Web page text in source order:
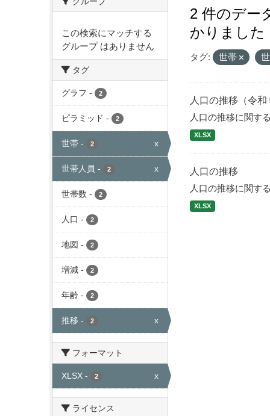
この検索にマッチする
グループ はありません
タグ
グラフ - 2
ピラミッド - 2
世帯 - 2 x
世帯人員 - 2 x
世帯数 - 2
人口 - 2
地図 - 2
増減 - 2
年齢 - 2
推移 - 2 x
フォーマット
XLSX - 2 x
ライセンス
2 件のデー
かりました
タグ: 世帯
人口の推移（令和
人口の推移に関す
XLSX
人口の推移
人口の推移に関す
XLSX